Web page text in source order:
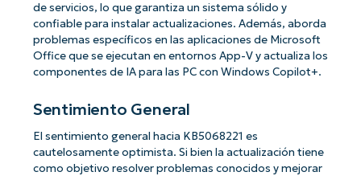
de servicios, lo que garantiza un sistema sólido y
confiable para instalar actualizaciones. Además, aborda
problemas específicos en las aplicaciones de Microsoft
Office que se ejecutan en entornos App-V y actualiza los
componentes de IA para las PC con Windows Copilot+.
Sentimiento General
El sentimiento general hacia KB5068221 es
cautelosamente optimista. Si bien la actualización tiene
como objetivo resolver problemas conocidos y mejorar